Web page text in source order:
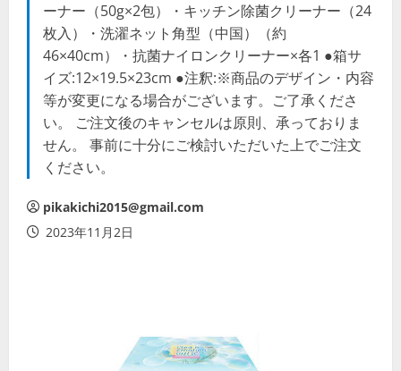
ーナー（50g×2包）・キッチン除菌クリーナー（24
枚入）・洗濯ネット角型（中国）（約
46×40cm）・抗菌ナイロンクリーナー×各1 ●箱サ
イズ:12×19.5×23cm ●注釈:※商品のデザイン・内容
等が変更になる場合がございます。ご了承くださ
い。 ご注文後のキャンセルは原則、承っておりま
せん。 事前に十分にご検討いただいた上でご注文
ください。
pikakichi2015@gmail.com
2023年11月2日